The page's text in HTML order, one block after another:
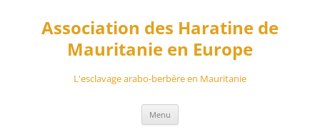
contenuAssociation des Haratine de
Mauritanie en Europe
L'esclavage arabo-berbère en Mauritanie
Menu